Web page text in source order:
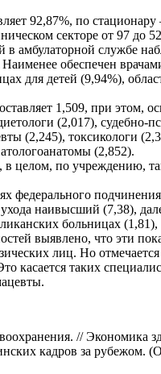
92,87%, по
секторе от 97 до
амбулаторной службе
обеспечен
для детей (9,94%),
1,509, при этом,
(2,017),
(2,245), токсикологи
(2,852).
целом, по учреждению,
федерального
наивысший (7,38),
больницах
выявлено, что эти
лиц. Но
касается таких
// Экономика
кадров за рубежом.